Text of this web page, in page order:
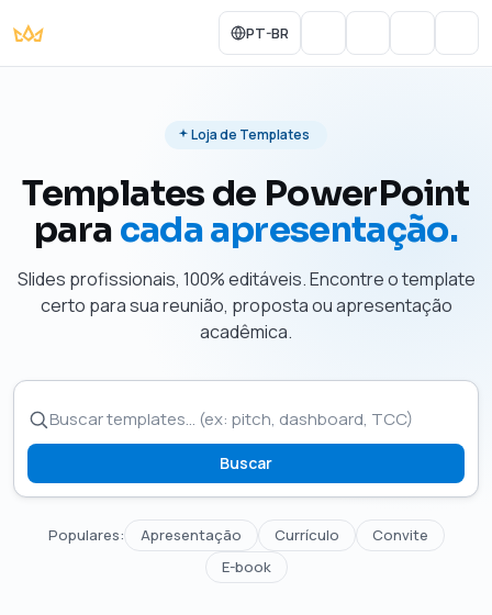
PT-BR
Loja de Templates
Templates de PowerPoint
para cada apresentação.
Slides profissionais, 100% editáveis. Encontre o template
certo para sua reunião, proposta ou apresentação
acadêmica.
Buscar
Populares: Apresentação Currículo
Convite
E-book